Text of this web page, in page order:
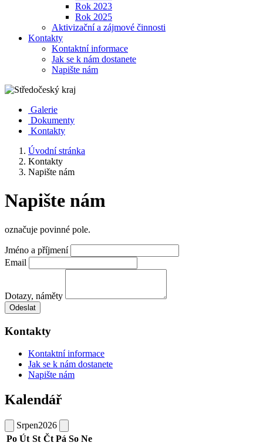
Rok 2023
Rok 2025
Aktivizační a zájmové činnosti
Kontakty
Kontaktní informace
Jak se k nám dostanete
Napište nám
Galerie
Dokumenty
Kontakty
Úvodní stránka
Kontakty
Napište nám
Napište nám
označuje povinné pole.
Jméno a příjmení
Email
Dotazy, náměty
Odeslat
Kontakty
Kontaktní informace
Jak se k nám dostanete
Napište nám
Kalendář
Srpen2026
Po Út St Čt Pá So Ne